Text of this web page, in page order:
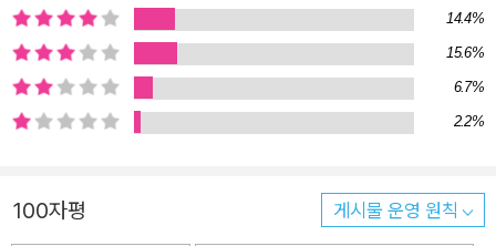
―본문 9쪽 의뢰자인 경주의 기억은 비참하다. 도수치료사로 이
름을 날리던 그에게 불운이 연이어 몰아닥친다. 아버지의 죽음에
이어 의료사고로 직장을 잃고 설상가상, 자신과 싸우고 집을 나간
동생이 노숙자 촌에서 시체로 발견된다. 실의에 빠진 경주는 급여
가 높고 숙식을 해결할 수 있는 노숙자 재활시설 삼애원의 보안요
외딴 곶. 천애고원에 놓인 삼애원에 들어온 경주는 노숙자 사이에
14.4%
15.6%
6.7%
2.2%
100자평 게시물 운영 원칙